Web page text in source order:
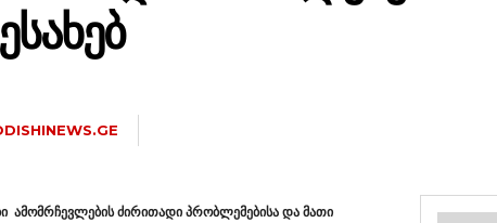
ამომრჩევლების ძირითადი პრობლემებისა და მათი